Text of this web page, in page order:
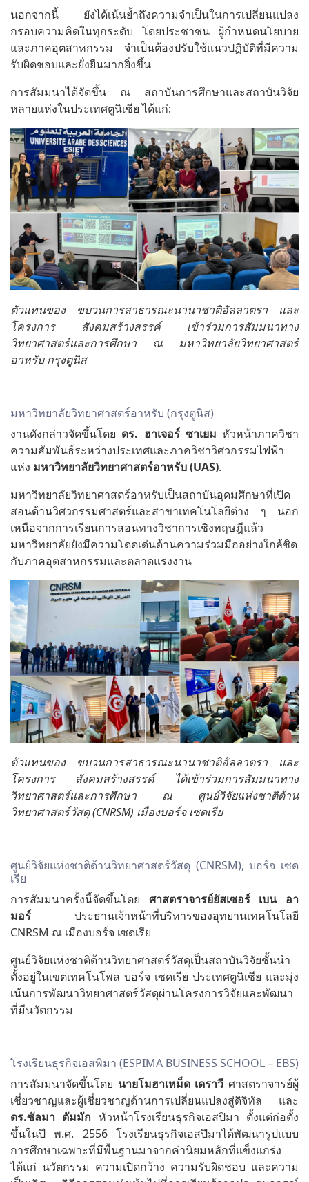
นอกจากนี้ ยังได้เน้นย้ำถึงความจำเป็นในการเปลี่ยนแปลง
กรอบความคิดในทุกระดับ โดยประชาชน ผู้กำหนดนโยบาย
และภาคอุตสาหกรรม จำเป็นต้องปรับใช้แนวปฏิบัติที่มีความ
รับผิดชอบและยั่งยืนมากยิ่งขึ้น
การสัมมนาได้จัดขึ้น ณ สถาบันการศึกษาและสถาบันวิจัย
หลายแห่งในประเทศตูนิเซีย ได้แก่:
ตัวแทนของ ขบวนการสาธารณะนานาชาติอัลลาตรา และ
โครงการ สังคมสร้างสรรค์ เข้าร่วมการสัมมนาทาง
วิทยาศาสตร์และการศึกษา ณ มหาวิทยาลัยวิทยาศาสตร์
อาหรับ กรุงตูนิส
มหาวิทยาลัยวิทยาศาสตร์อาหรับ (กรุงตูนิส)
งานดังกล่าวจัดขึ้นโดย ดร. ฮาเจอร์ ซาเยม หัวหน้าภาควิชา
ความสัมพันธ์ระหว่างประเทศและภาควิชาวิศวกรรมไฟฟ้า
แห่ง มหาวิทยาลัยวิทยาศาสตร์อาหรับ(UAS).
มหาวิทยาลัยวิทยาศาสตร์อาหรับเป็นสถาบันอุดมศึกษาที่เปิด
สอนด้านวิศวกรรมศาสตร์และสาขาเทคโนโลยีต่าง ๆ นอก
เหนือจากการเรียนการสอนทางวิชาการเชิงทฤษฎีแล้ว
มหาวิทยาลัยยังมีความโดดเด่นด้านความร่วมมืออย่างใกล้ชิด
กับภาคอุตสาหกรรมและตลาดแรงงาน
ตัวแทนของ ขบวนการสาธารณะนานาชาติอัลลาตรา และ
โครงการ สังคมสร้างสรรค์ ได้เข้าร่วมการสัมมนาทาง
วิทยาศาสตร์และการศึกษา ณ ศูนย์วิจัยแห่งชาติด้าน
วิทยาศาสตร์วัสดุ (CNRSM) เมืองบอร์จ เซดเรีย
ศูนย์วิจัยแห่งชาติด้านวิทยาศาสตร์วัสดุ (CNRSM), บอร์จ เซด
เรีย
การสัมมนาครั้งนี้จัดขึ้นโดย ศาสตราจารย์ยัสเซอร์ เบน
อา
มอร์
ประธานเจ้าหน้าที่บริหารของอุทยานเทคโนโลยี
CNRSM ณ เมืองบอร์จ เซดเรีย
ศูนย์วิจัยแห่งชาติด้านวิทยาศาสตร์วัสดุเป็นสถาบันวิจัยชั้นนำ
ตั้งอยู่ในเขตเทคโนโพล บอร์จ เซดเรีย ประเทศตูนิเซีย และมุ่ง
เน้นการพัฒนาวิทยาศาสตร์วัสดุผ่านโครงการวิจัยและพัฒนา
ที่มีนวัตกรรม
โรงเรียนธุรกิจเอสพิมา (ESPIMA BUSINESS SCHOOL – EBS)
การสัมมนาจัดขึ้นโดย นายโมฮาเหม็ด เดราวี ศาสตราจารย์ผู้
เชี่ยวชาญและผู้เชี่ยวชาญด้านการเปลี่ยนแปลงสู่ดิจิทัล และ
ดร.ซัลมา ดัมมัก หัวหน้าโรงเรียนธุรกิจเอสปิมา ตั้งแต่ก่อตั้ง
ขึ้นในปี พ.ศ. 2556 โรงเรียนธุรกิจเอสปิมาได้พัฒนารูปแบบ
การศึกษาเฉพาะที่มีพื้นฐานมาจากค่านิยมหลักที่แข็งแกร่ง
ได้แก่ นวัตกรรม ความเปิดกว้าง ความรับผิดชอบ และความ